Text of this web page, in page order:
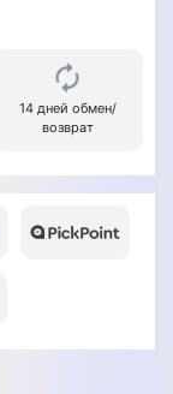
14 дней обмен/
возврат